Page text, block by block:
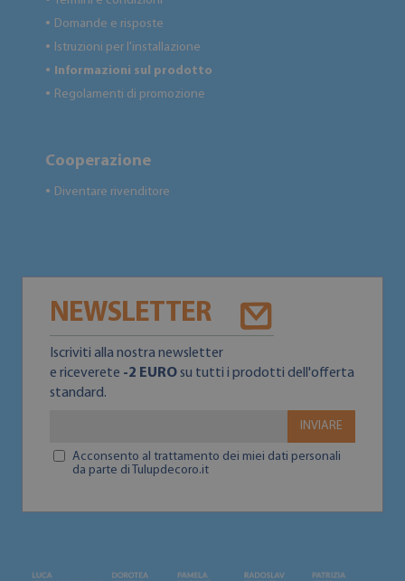
● Domande e risposte
● Istruzioni per l'installazione
● Informazioni sul prodotto
● Regolamenti di promozione
Cooperazione
● Diventare rivenditore
NEWSLETTER
Iscriviti alla nostra newsletter
e riceverete -2 EUROsu tutti i prodotti dell'offerta
standard.
INVIARE
Acconsento al trattamento dei miei dati personali
da parte di Tulupdecoro.it